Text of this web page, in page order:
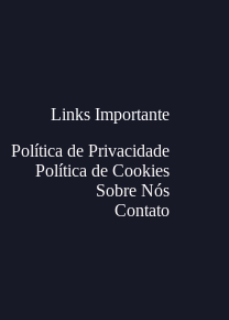
Links Importante
Política de Privacidade
Política de Cookies
Sobre Nós
Contato